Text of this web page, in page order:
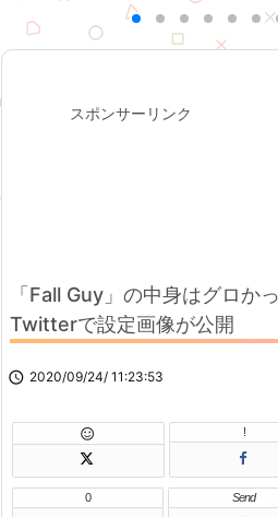
スポンサーリンク
「Fall Guy」の中身はグロか
Twitterで設定画像が公開
 2020/09/24/ 11:23:53
 !
0 Send